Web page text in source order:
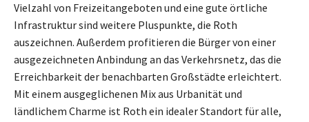
Vielzahl von Freizeitangeboten und eine gute örtliche
Infrastruktur sind weitere Pluspunkte, die Roth
auszeichnen. Außerdem profitieren die Bürger von einer
ausgezeichneten Anbindung an das Verkehrsnetz, das die
Erreichbarkeit der benachbarten Großstädte erleichtert.
Mit einem ausgeglichenen Mix aus Urbanität und
ländlichem Charme ist Roth ein idealer Standort für alle,